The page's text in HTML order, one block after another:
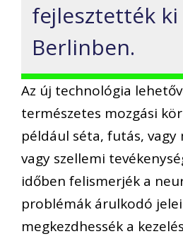
fejlesztették ki
Berlinben.
Az új technológia
természetes mozgási
például séta, futás,
vagy szellemi
időben felismerjék a
problémák árulkodó
megkezdhessék a